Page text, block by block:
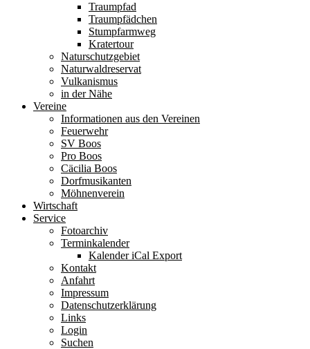
Traumpfad
Traumpfädchen
Stumpfarmweg
Kratertour
Naturschutzgebiet
Naturwaldreservat
Vulkanismus
in der Nähe
Vereine
Informationen aus den Vereinen
Feuerwehr
SV Boos
Pro Boos
Cäcilia Boos
Dorfmusikanten
Möhnenverein
Wirtschaft
Service
Fotoarchiv
Terminkalender
Kalender iCal Export
Kontakt
Anfahrt
Impressum
Datenschutzerklärung
Links
Login
Suchen